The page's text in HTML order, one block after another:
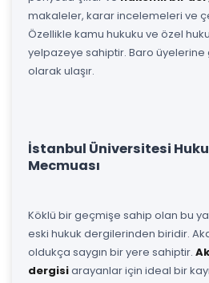
makaleler, karar incelemeleri ve
Özellikle kamu hukuku ve özel
yelpazeye sahiptir. Baro üyelerine
olarak ulaşır.
İstanbul Üniversitesi
Mecmuası
Köklü bir geçmişe sahip olan bu
eski hukuk dergilerinden biridir.
oldukça saygın bir yere sahiptir.
dergisiarayanlar için ideal bir